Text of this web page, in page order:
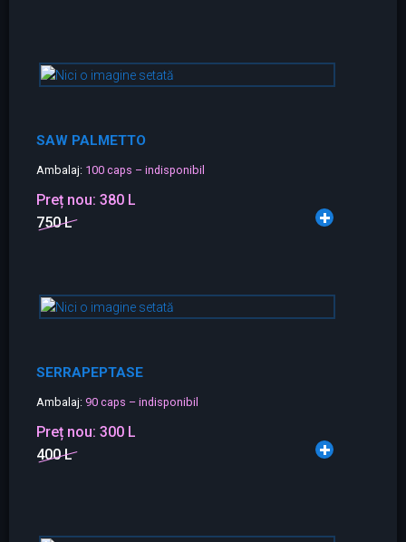
SAW PALMETTO
Ambalaj: 100 caps – indisponibil
Preț nou: 380 L
750 L
SERRAPEPTASE
Ambalaj: 90 caps – indisponibil
Preț nou: 300 L
400 L